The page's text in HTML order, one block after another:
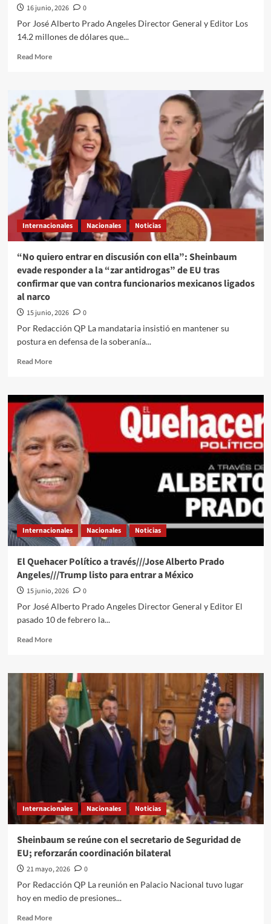
16 junio, 2026
0
Por José Alberto Prado Angeles Director General y Editor Los
14.2 millones de dólares que...
Read MoreRead
Quehacer
Político
través///Jose
Alberto
Prado
Angeles///Los
tropiezos
de
Trump
Internacionales Nacionales Noticias
“No quiero entrar en discusión con ella”: Sheinbaum
evade responder a la “zar antidrogas” de EU tras
confirmar que van contra funcionarios mexicanos ligados
al narco
15 junio, 2026
0
Por Redacción QP La mandataria insistió en mantener su
postura en defensa de la soberanía...
Read MoreRead
“No
quiero
entrar
en
discusión
con
ella”:
Sheinbaum
evade
responder
a
la
“zar
antidrogas”
EU
tras
confirmar
van
contra
narco
Internacionales Nacionales Noticias
El Quehacer Político a través///Jose Alberto Prado
Angeles///Trump listo para entrar a México
15 junio, 2026
0
Por José Alberto Prado Angeles Director General y Editor El
pasado 10 de febrero la...
Read MoreRead
El
Quehacer
Político
a
través///Jose
Alberto
Prado
Angeles///Trump
México
Internacionales Nacionales Noticias
Sheinbaum se reúne con el secretario de Seguridad de
EU; reforzarán coordinación bilateral
21 mayo, 2026
0
Por Redacción QP La reunión en Palacio Nacional tuvo lugar
hoy en medio de presiones...
Read MoreRead